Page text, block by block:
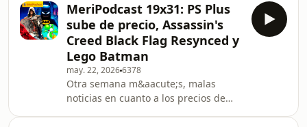
Infinity Ward est&aacute;
desarrollando uno de los mejores
t&iacute;tulos de la saga, un juego
que nos ha sorprendido a todos los
niveles. Y s&iacute;, tambi&eacute;n
sale en Nintendo Switch 2. Otro de los
juegos de la semana es 007 First
Light, el nuevo vi
MeriPodcast 19x31: PS Plus
sube de precio, Assassin's
Creed Black Flag Resynced y
Lego Batman
may. 22, 20266378
Otra semana m&aacute;s, malas
noticias en cuanto a los precios de